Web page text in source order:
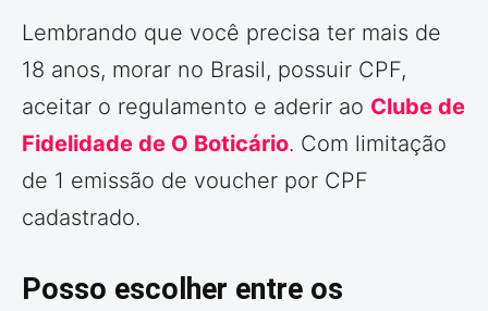
Lembrando que você precisa ter mais de
18 anos, morar no Brasil, possuir CPF,
aceitar o regulamento e aderir ao Clube de
Fidelidade de O Boticário. Com limitação
de 1 emissão de voucher por CPF
cadastrado.
Posso escolher entre os